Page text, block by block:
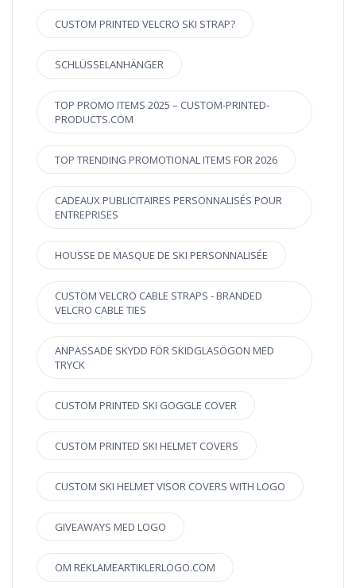
CUSTOM PRINTED VELCRO SKI STRAP?
SCHLÜSSELANHÄNGER
TOP PROMO ITEMS 2025 – CUSTOM-PRINTED-
PRODUCTS.COM
TOP TRENDING PROMOTIONAL ITEMS FOR 2026
CADEAUX PUBLICITAIRES PERSONNALISÉS POUR
ENTREPRISES
HOUSSE DE MASQUE DE SKI PERSONNALISÉE
CUSTOM VELCRO CABLE STRAPS - BRANDED
VELCRO CABLE TIES
ANPASSADE SKYDD FÖR SKIDGLASÖGON MED
TRYCK
CUSTOM PRINTED SKI GOGGLE COVER
CUSTOM PRINTED SKI HELMET COVERS
CUSTOM SKI HELMET VISOR COVERS WITH LOGO
GIVEAWAYS MED LOGO
OM REKLAMEARTIKLERLOGO.COM